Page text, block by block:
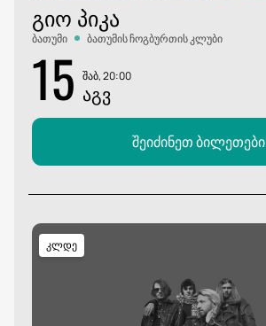
ᲒᲘᲝ ᲞᲘᲙᲐ
ბათუმი ბათუმის ჩოგბურთის კლუბი
15 შაბ, 20:00
ᲐᲒᲕ
შეიძინეთ ბილეთები
კლდე